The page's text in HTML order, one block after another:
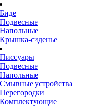
Биде
Подвесные
Напольные
Крышка-сиденье
Писсуары
Подвесные
Напольные
Смывные устройства
Перегородки
Комплектующие